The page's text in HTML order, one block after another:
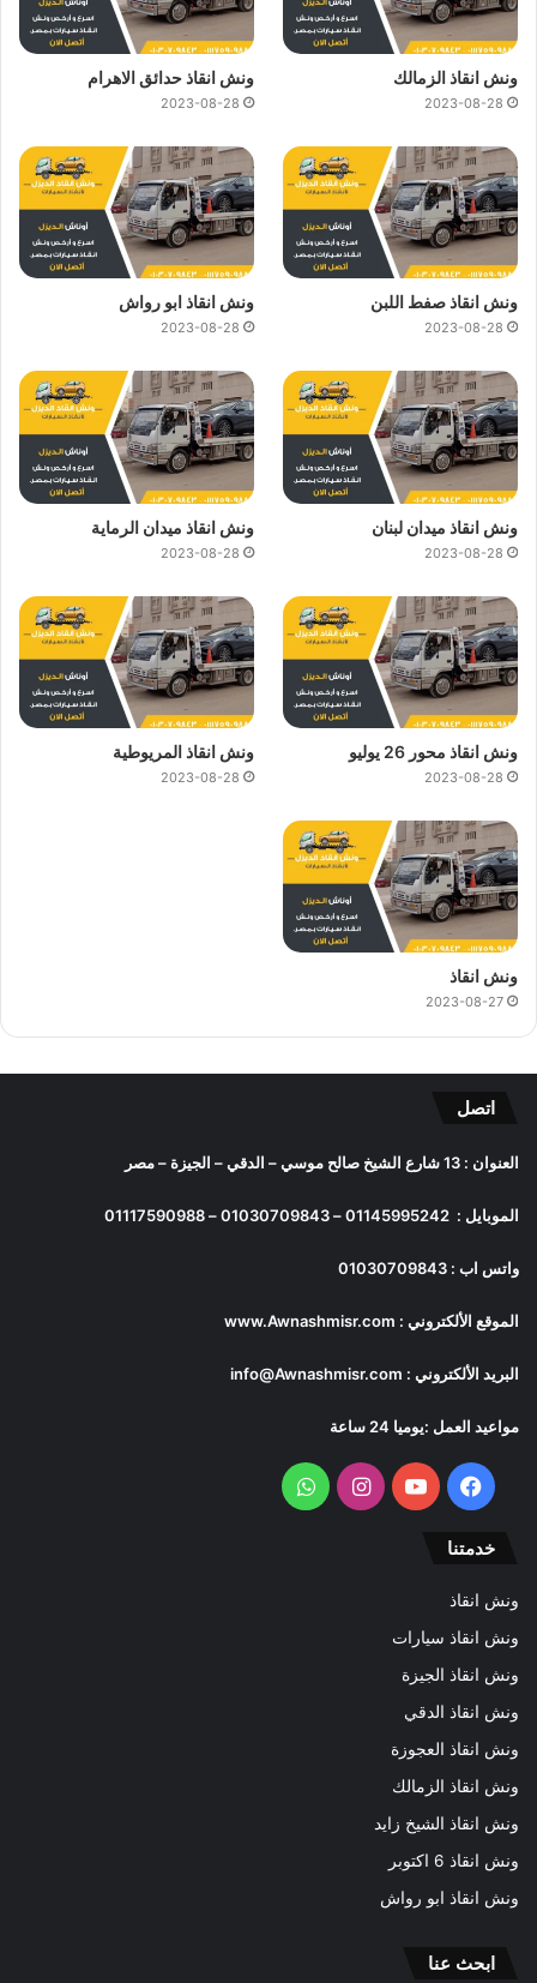
ونش انقاذ الزمالك
2023-08-28
ونش انقاذ حدائق الاهرام
2023-08-28
ونش انقاذ صفط اللبن
2023-08-28
ونش انقاذ ابو رواش
2023-08-28
ونش انقاذ ميدان لبنان
2023-08-28
ونش انقاذ ميدان الرماية
2023-08-28
ونش انقاذ محور 26 يوليو
2023-08-28
ونش انقاذ المريوطية
2023-08-28
ونش انقاذ
2023-08-27
اتصل
العنوان : 13 شارع الشيخ صالح موسي – الدقي – الجيزة – مصر
الموبايل : 01145995242
–
01030709843
–
01117590988
واتس اب : 01030709843
الموقع الألكتروني : www.Awnashmisr.com
البريد الألكتروني : info@Awnashmisr.com
مواعيد العمل :يوميا 24 ساعة
فيسبوكيوتيوب انستقرامواتساب
خدمتنا
ونش انقاذ
ونش انقاذ سيارات
ونش انقاذ الجيزة
ونش انقاذ الدقي
ونش انقاذ العجوزة
ونش انقاذ الزمالك
ونش انقاذ الشيخ زايد
ونش انقاذ 6 اكتوبر
ونش انقاذ ابو رواش
ابحث عنا